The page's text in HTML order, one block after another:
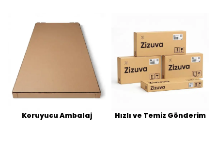
Koruyucu Ambalaj Hızlı ve Temiz Gönderim